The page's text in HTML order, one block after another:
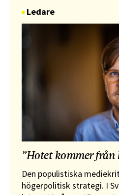
Ledare
”Hotet kommer från
Den populistiska
högerpolitisk strategi. I